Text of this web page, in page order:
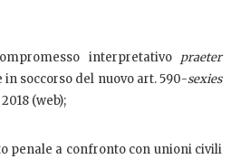
interpretativo praeter
soccorso del nuovo art. 590-sexies
(web);
penale a confronto con unioni civili